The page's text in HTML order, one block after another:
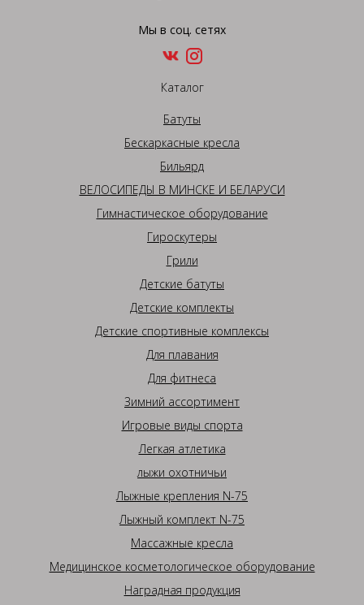
Мы в соц. сетях
Каталог
Батуты
Бескаркасные кресла
Бильярд
ВЕЛОСИПЕДЫ В МИНСКЕ И БЕЛАРУСИ
Гимнастическое оборудование
Гироскутеры
Грили
Детские батуты
Детские комплекты
Детские спортивные комплексы
Для плавания
Для фитнеса
Зимний ассортимент
Игровые виды спорта
Легкая атлетика
лыжи охотничьи
Лыжные крепления N-75
Лыжный комплект N-75
Массажные кресла
Медицинское косметологическое оборудование
Наградная продукция